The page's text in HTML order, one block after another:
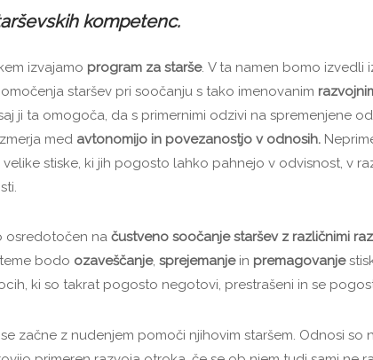
kompetenc.
izvajamo program za starše. V ta namen bomo izvedli
staršev pri soočanju s tako imenovanim
ji ta omogoča, da s primernimi odzivi na spremenjene
med avtonomijo in povezanostjo v odnosih.
stiske, ki jih pogosto lahko pahnejo v odvisnost, v
osredotočen na čustveno soočanje staršev z različnimi
bodo ozaveščanje, sprejemanjein premagovanje
ki so takrat pogosto negotovi, prestrašeni in se
začne z nudenjem pomoči njihovim staršem. Odnosi so